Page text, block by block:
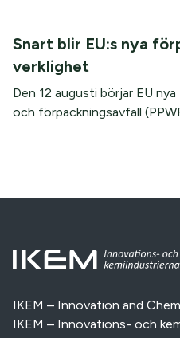
Snart blir EU:s nya
verklighet
Den 12 augusti börjar EU
och förpackningsavfall
IKEM – Innovation and
IKEM – Innovations- och